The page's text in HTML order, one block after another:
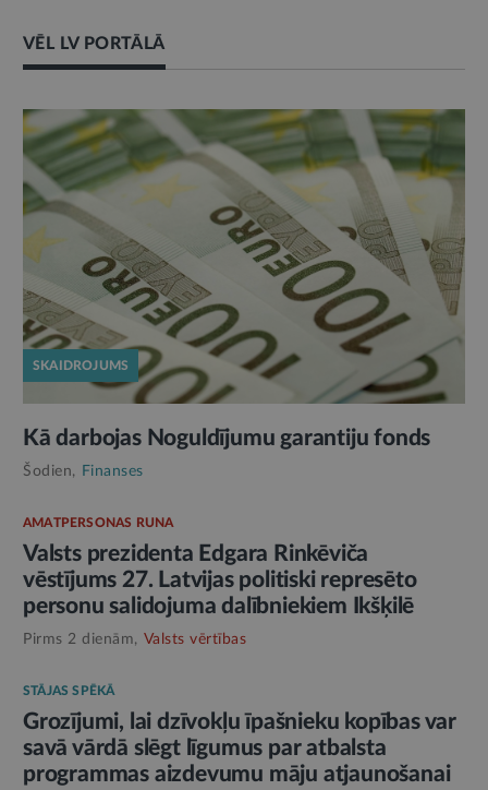
VĒL LV PORTĀLĀ
SKAIDROJUMS
Kā darbojas Noguldījumu garantiju fonds
Šodien, Finanses
AMATPERSONAS RUNA
Valsts prezidenta Edgara Rinkēviča
vēstījums 27. Latvijas politiski represēto
personu salidojuma dalībniekiem Ikšķilē
Pirms 2 dienām, Valsts vērtības
STĀJAS SPĒKĀ
Grozījumi, lai dzīvokļu īpašnieku kopības var
savā vārdā slēgt līgumus par atbalsta
programmas aizdevumu māju atjaunošanai